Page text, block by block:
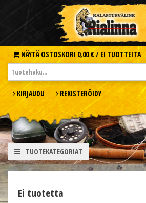
NÄYTÄ OSTOSKORI 0,00 € / EI TUOTTEITA
KIRJAUDU REKISTERÖIDY
TUOTEKATEGORIAT
Ei tuotetta